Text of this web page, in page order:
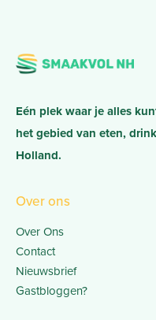
Eén plek waar je alles
het gebied van eten,
Holland.
Over ons
Over Ons
Contact
Nieuwsbrief
Gastbloggen?